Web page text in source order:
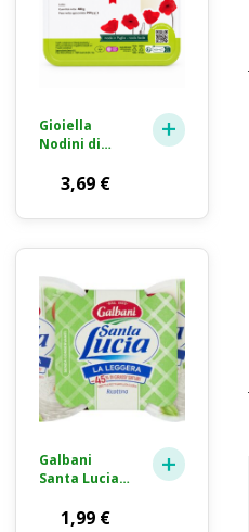
Gioiella
Nodini di
Fior di Latte
3,69 €
Galbani
Santa Lucia
2x90g1,99 €